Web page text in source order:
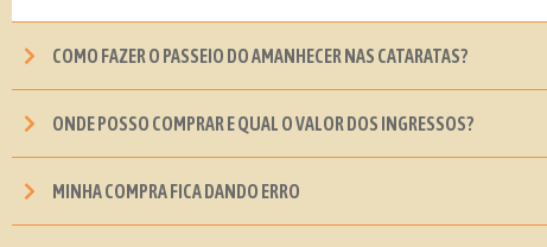
COMO FAZER O PASSEIO DO AMANHECER NAS CATARATAS?
ONDE POSSO COMPRAR E QUAL O VALOR DOS INGRESSOS?
MINHA COMPRA FICA DANDO ERRO